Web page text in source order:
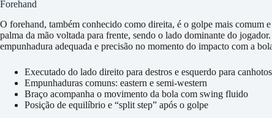
Forehand
O forehand, também conhecido como direita, é o golpe mais comum
palma da mão voltada para frente, sendo o lado dominante do
empunhadura adequada e precisão no momento do impacto com a
Executado do lado direito para destros e esquerdo para canhotos
Empunhaduras comuns: eastern e semi-western
Braço acompanha o movimento da bola com swing fluido
Posição de equilíbrio e “split step” após o golpe